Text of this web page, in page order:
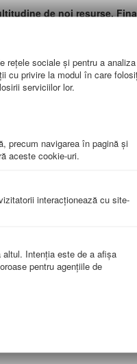
de noi resurse.
industriale privind
rețele sociale și pentru a
cu privire la modul în care
serviciilor lor.
precum navigarea în pagină şi
aceste cookie-uri.
interacţionează cu site-
Intenţia este de a afişa
pentru agenţiile de